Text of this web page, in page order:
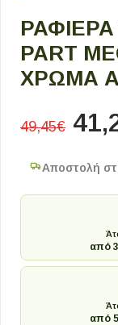
PART
ΧΡΏΜΑ
49,45€
Αποστολή
από
από